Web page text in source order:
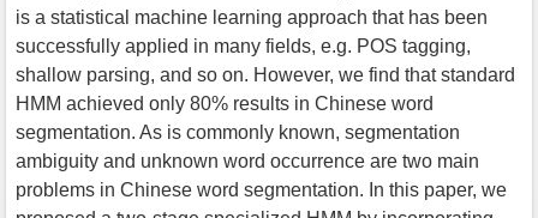
is a statistical machine learning approach that has been
successfully applied in many fields, e.g. POS tagging,
shallow parsing, and so on. However, we find that standard
HMM achieved only 80% results in Chinese word
segmentation. As is commonly known, segmentation
ambiguity and unknown word occurrence are two main
problems in Chinese word segmentation. In this paper, we